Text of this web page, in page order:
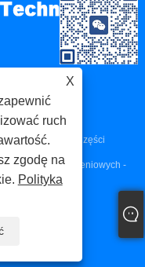
Co., Ltd - Części
do odlewów ciśnieniowych -
X
ruch
zgodę na
Polityka